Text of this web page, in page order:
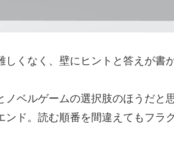
しくなく、壁にヒントと答えが書
ベルゲームの選択肢のほうだと思
ンド。読む順番を間違えてもフラ